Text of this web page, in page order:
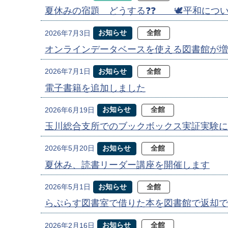
夏休みの宿題 どうする❓❓ 🕊️平和につ
2026年7月3日 お知らせ 全館
オンラインデータベースを使える図書館が
2026年7月1日 お知らせ 全館
電子書籍を追加しました
2026年6月19日 お知らせ 全館
玉川総合支所でのブックボックス実証実験
2026年5月20日 お知らせ 全館
夏休み、読書リーダー講座を開催します
2026年5月1日 お知らせ 全館
らぷらす図書室で借りた本を図書館で返却
2026年2月16日 お知らせ 全館